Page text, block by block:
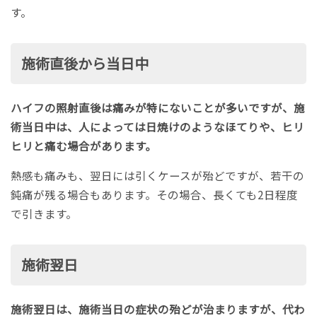
す。
施術直後から当日中
ハイフの照射直後は痛みが特にないことが多いですが、施
術当日中は、人によっては日焼けのようなほてりや、ヒリ
ヒリと痛む場合があります。
熱感も痛みも、翌日には引くケースが殆どですが、若干の
鈍痛が残る場合もあります。その場合、長くても2日程度
で引きます。
施術翌日
施術翌日は、施術当日の症状の殆どが治まりますが、代わ